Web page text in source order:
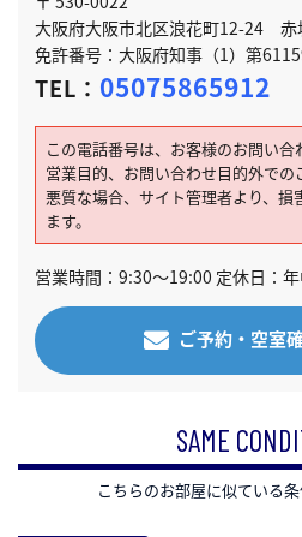
大阪府大阪市北区浪花町12-24 赤
免許番号：大阪府知事（1）第
TEL： 05075865912
この電話番号は、お客様のお問い合
営業目的、お問い合わせ目的外での
悪質な場合、サイト管理者より、損
ます。
営業時間：9:30～19:00 定休日：
ご予約・空室
SAME
こちらのお部屋に似ている